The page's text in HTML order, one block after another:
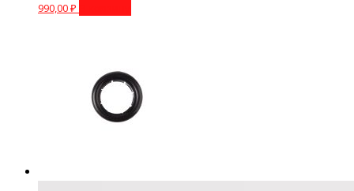
990,00₽